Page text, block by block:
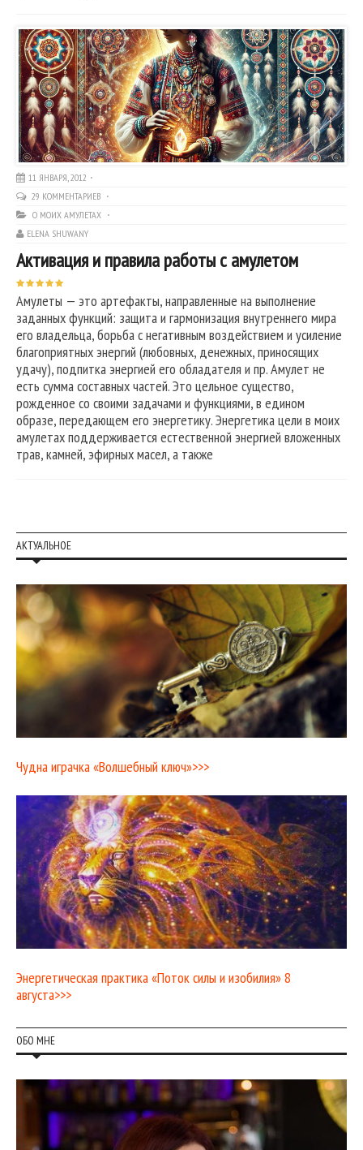
11 ЯНВАРЯ, 2012
29 КОММЕНТАРИЕВ
О МОИХ АМУЛЕТАХ
ELENA SHUWANY
Активация и правила работы с амулетом
Амулеты — это артефакты, направленные на выполнение
заданных функций: защита и гармонизация внутреннего мира
его владельца, борьба с негативным воздействием и усиление
благоприятных энергий (любовных, денежных, приносящих
удачу), подпитка энергией его обладателя и пр. Амулет не
есть сумма составных частей. Это цельное существо,
рожденное со своими задачами и функциями, в едином
образе, передающем его энергетику. Энергетика цели в моих
амулетах поддерживается естественной энергией вложенных
трав, камней, эфирных масел, а также
АКТУАЛЬНОЕ
Чудна играчка «Волшебный ключ»>>>
Энергетическая практика «Поток силы и изобилия» 8
августа>>>
ОБО МНЕ